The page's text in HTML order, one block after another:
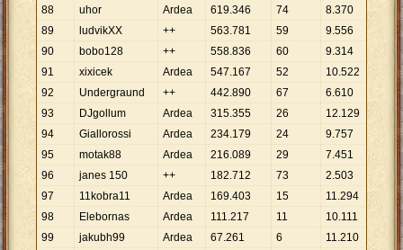
88
uhor Ardea 619.346 74 8.370
89
ludvikXX ++ 563.781 59 9.556
90
bobo128 ++ 558.836 60 9.314
91
xixicek Ardea 547.167 52 10.522
92
Undergraund ++ 442.890 67 6.610
93
DJgollum Ardea 315.355 26 12.129
94
Giallorossi Ardea 234.179 24 9.757
95
motak88 Ardea 216.089 29 7.451
96
janes 150 ++ 182.712 73 2.503
97
11kobra11 Ardea 169.403 15 11.294
98
Elebornas Ardea 111.217 11 10.111
99
jakubh99 Ardea 67.261 6 11.210